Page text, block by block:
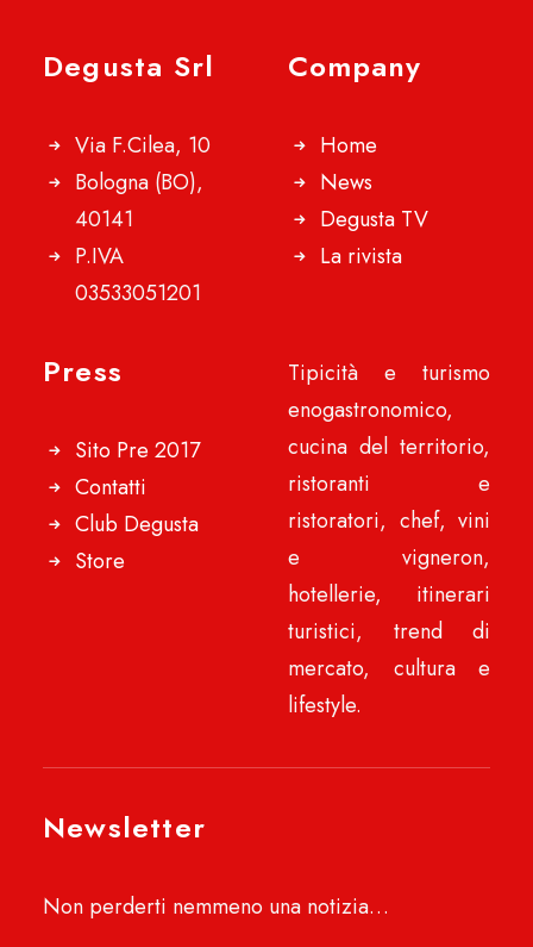
Degusta Srl
Via F.Cilea, 10
Bologna (BO),
40141
P.IVA
03533051201
Company
Home
News
Degusta TV
La rivista
Press
Sito Pre 2017
Contatti
Club Degusta
Store
Tipicità e turismo
enogastronomico,
cucina del territorio,
ristoranti e
ristoratori, chef, vini
e vigneron,
hotellerie, itinerari
turistici, trend di
mercato, cultura e
lifestyle.
Newsletter
Non perderti nemmeno una notizia…